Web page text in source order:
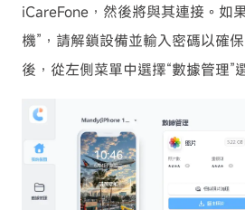
iCareFone，然後將與其連接。如
機”，請解鎖設備並輸入密碼以確
後，從左側菜單中選擇“數據管理”